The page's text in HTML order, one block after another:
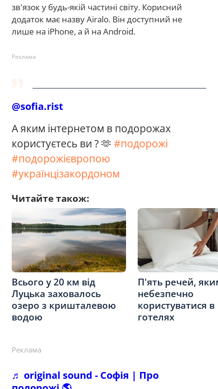
зв'язок у будь-якій частині світу. Корисний
додаток має назву Airalo. Він доступний не
лише на iPhone, а й на Android.
Реклама
@sofia.rist
А яким інтернетом в подорожах
користуєтесь ви ? 🫶 #подорожі
#подорожієвропою
#українцізакордоном
Читайте також:
Всього у 20 км від
Луцька заховалось
озеро з кришталевою
водою
П'ять речей,
небезпечно
користуватися в
готелях
Реклама
♬ original sound - Софія | Про